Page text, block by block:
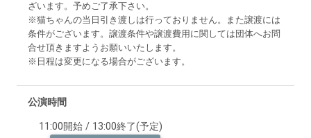
ざいます。予めご了承下さい。
※猫ちゃんの当日引き渡しは行っておりません。また譲渡には
条件がございます。譲渡条件や譲渡費用に関しては団体へお問
合せ頂きますようお願いいたします。
※日程は変更になる場合がございます。
公演時間
11:00開始 / 13:00終了(予定)